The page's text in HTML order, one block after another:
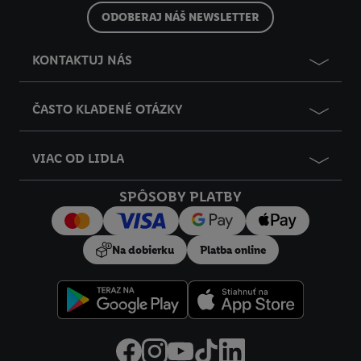
ODOBERAJ NÁŠ NEWSLETTER
KONTAKTUJ NÁS
ČASTO KLADENÉ OTÁZKY
VIAC OD LIDLA
SPÔSOBY PLATBY
Na dobierku Platba online
do budúcnosti nájdete v našichzásadách ochrany osobných
Imprint nájdete tu.